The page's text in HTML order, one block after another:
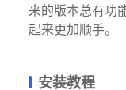
来的版本总有功
起来更加顺手。
安装教程